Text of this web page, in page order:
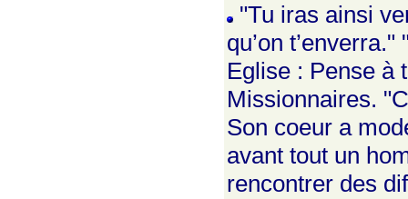
"Tu iras ainsi
qu’on
Eglise : Pense à
Missionnaires.
Son coeur a
avant tout un
rencontrer des